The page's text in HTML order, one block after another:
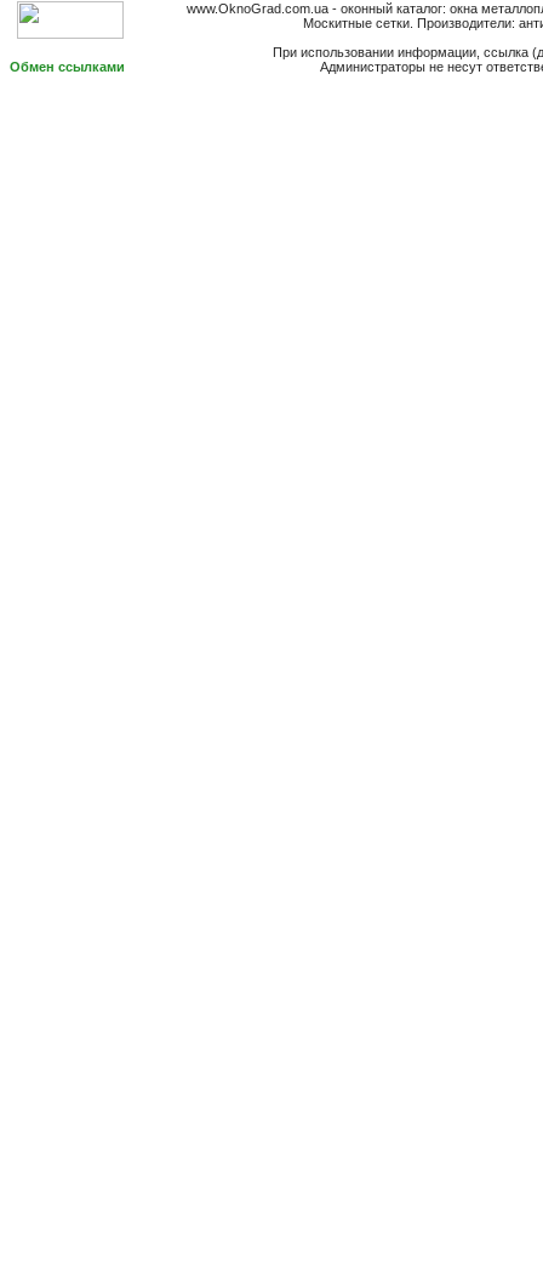
www.OknoGrad.com.ua - оконный каталог: окна
Москитные сетки. Производители:
При использовании информации, ссылка
Администраторы не несут
Обмен ссылками